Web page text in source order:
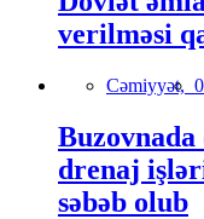
verilməsi
Cəmiyyət,
Buzovnada
drenaj
səbəb olub